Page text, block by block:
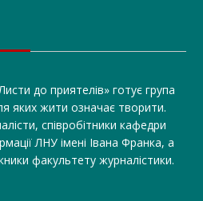
до приятелів» готує група
яких жити означає творити.
співробітники кафедри
ЛНУ імені Івана Франка, а
факультету журналістики.